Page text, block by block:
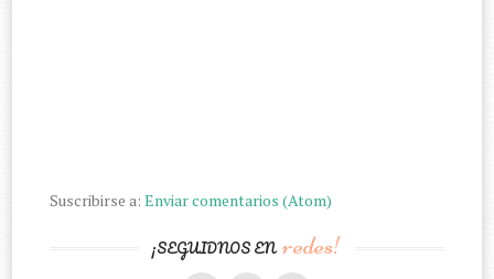
Suscribirse a:Enviar comentarios (Atom)
¡SEGUIDNOS ENredes!